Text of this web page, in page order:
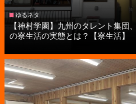
ゆるネタ
【神村学園】九州のタレント集団
の寮生活の実態とは？【寮生活】